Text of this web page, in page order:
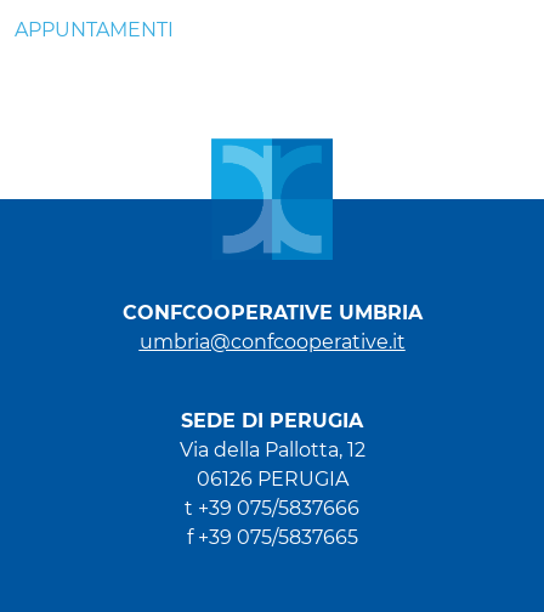
APPUNTAMENTI
CONFCOOPERATIVE UMBRIA
umbria@confcooperative.it
SEDE DI PERUGIA
Via della Pallotta, 12
06126 PERUGIA
t +39 075/5837666
f +39 075/5837665